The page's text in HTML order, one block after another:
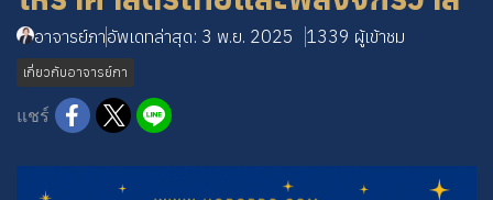
อาจารย์ภาอัพเดทล่าสุด: 3 พ.ย. 2025 1339 ผู้เข้าชม
เกี่ยวกับอาจารย์ภา
แชร์